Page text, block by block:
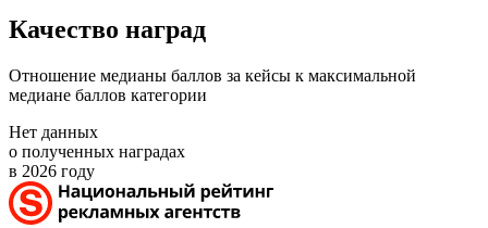
Качество наград
Отношение медианы баллов за кейсы к максимальной
медиане баллов категории
Нет данных
о полученных наградах
в 2026 году